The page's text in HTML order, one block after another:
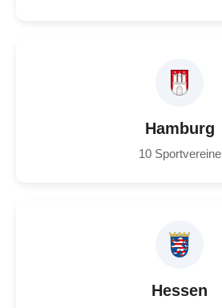
Hamburg
10 Sportvereine
Hessen